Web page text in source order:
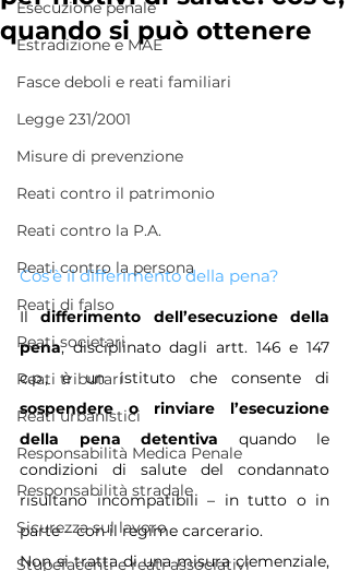
Esecuzione penale
Estradizione e MAE
Fasce deboli e reati familiari
Legge 231/2001
Misure di prevenzione
Reati contro il patrimonio
Reati contro la P.A.
Reati contro la persona
Reati di falso
Reati societari
Reati tributari
Reati urbanistici
Responsabilità Medica Penale
Responsabilità stradale
Sicurezza sul lavoro
Stupefacenti e reati associativi
quando si può ottenere
Cos’è il differimento della pena?
Il differimento dell’esecuzione della
pena, disciplinato dagli artt. 146 e 147
sospendere o rinviare l’esecuzione
della pena detentiva quando le
condizioni di salute del condannato
risultano incompatibili – in tutto o in
parte – con il regime carcerario.
Non si tratta di una misura clemenziale,